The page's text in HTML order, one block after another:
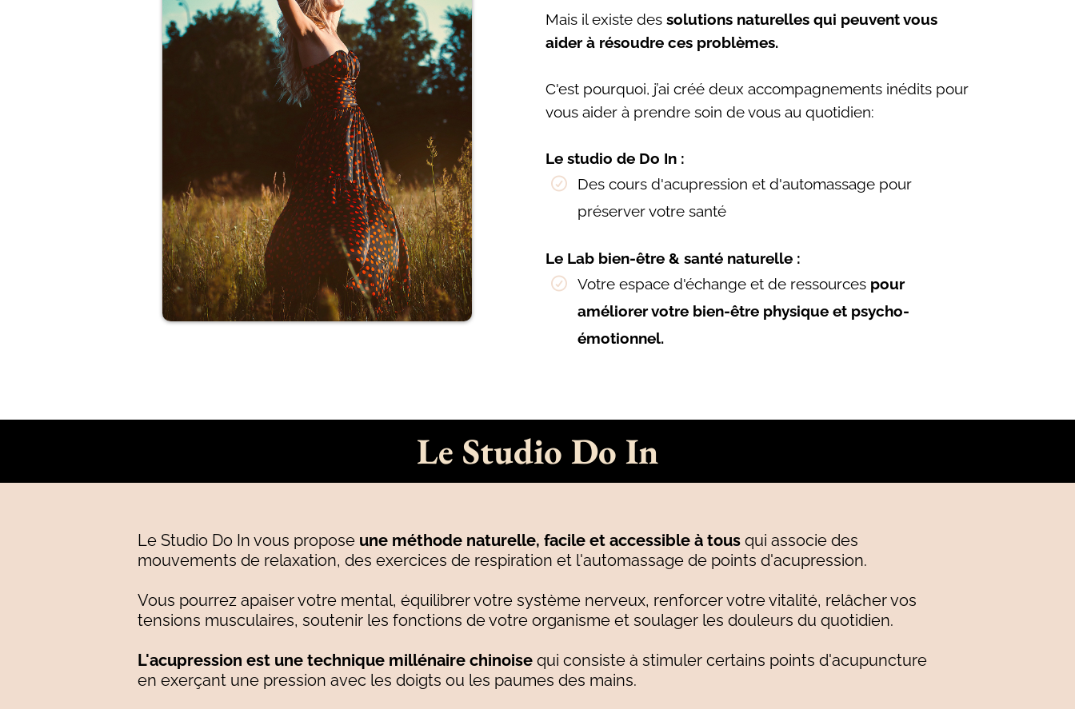
Mais il existe dessolutions naturelles qui peuvent vous
aider à résoudre ces problèmes.
C'est pourquoi, j’ai créé deux accompagnements inédits pour
vous aider à prendre soin de vous au quotidien:
Le studio de Do In :
Des cours d'acupression et d'automassage pour
préserver votre santé
Le Lab bien-être & santé naturelle :
Votre espace d'échange et de ressourcespour
améliorer votre bien-être physique et psycho-
émotionnel.
Le Studio Do In
Le Studio Do In vous propose une méthode naturelle, facile et accessible à tous qui associe des
mouvements de relaxation, des exercices de respiration et l'automassage de points d'acupression.
Vous pourrez apaiser votre mental, équilibrer votre système nerveux, renforcer votre vitalité, relâcher vos
tensions musculaires, soutenir les fonctions de votre organisme et soulager les douleurs du quotidien.
L'acupression est une technique millénaire chinoise qui consiste à stimuler certains points d'acupuncture
en exerçant une pression avec les doigts ou les paumes des mains.